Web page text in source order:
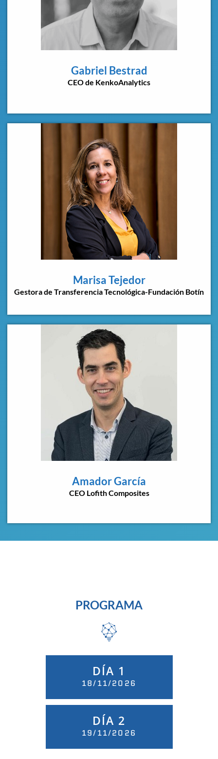
Gabriel Bestrad
CEO de KenkoAnalytics
Marisa Tejedor
Gestora de Transferencia Tecnológica-Fundación Botín
Amador García
CEO Lofith Composites
PROGRAMA
DÍA 1
18/11/2026
DÍA 2
19/11/2026